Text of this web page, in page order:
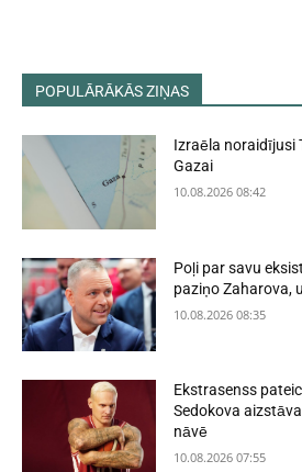
POPULĀRĀKĀS ZIŅAS
Izraēla noraidījusi
Gazai
10.08.2026 08:42
Poļi par savu
paziņo Zaharova,
10.08.2026 08:35
Ekstrasenss
Sedokova
nāvē
10.08.2026 07:55